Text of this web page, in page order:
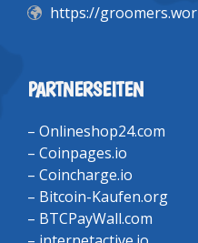
https://
PARTNERSEITEN
– Onlineshop24.com
– Coinpages.io
– Coincharge.io
– Bitcoin-Kaufen.org
– BTCPayWall.com